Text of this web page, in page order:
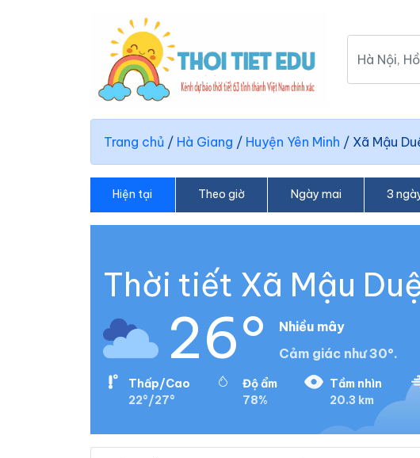
Trang chủ / Hà Giang / Huyện Yên Minh / Xã Mậu
Hiện tại Theo giờ Ngày mai 3
Thời tiết Xã Mậu
26°
Nhiều mây
Cảm giác như 30°.
Thấp/Cao
22°/27°
Độ ẩm
78%
Tầm nhìn
20.3 km